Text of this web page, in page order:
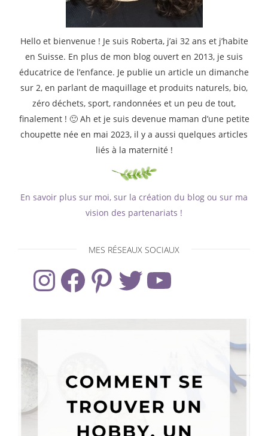
Hello et bienvenue ! Je suis Roberta, j’ai 32 ans et j’habite
en Suisse. En plus de mon blog ouvert en 2013, je suis
éducatrice de l’enfance. Je publie un article un dimanche
sur 2, en parlant de maquillage et produits naturels, bio,
zéro déchets, sport, randonnées et un peu de tout,
finalement ! 🙂 Ah et je suis devenue maman d’une petite
choupette née en mai 2023, il y a aussi quelques articles
liés à la maternité !
En savoir plus sur moi, sur la création du blog ou sur ma
vision des partenariats !
MES RÉSEAUX SOCIAUX
InstagramFacebookPinterest Twitter